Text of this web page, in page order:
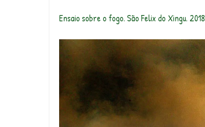
Ensaio sobre o fogo. São Felix do Xingu. 2018